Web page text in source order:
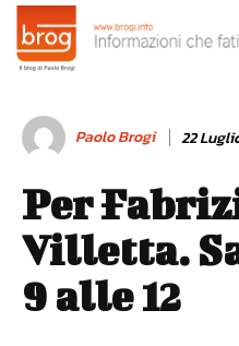
Paolo Brogi 22
Per
Villetta.
9 alle 12